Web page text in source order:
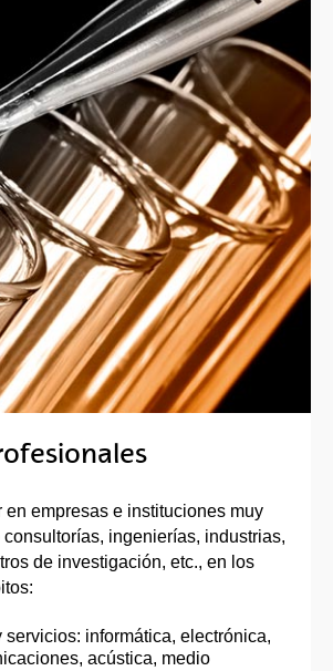
en empresas e instituciones muy
ingenierías, industrias,
de investigación, etc., en los
servicios: informática, electrónica,
acústica, medio